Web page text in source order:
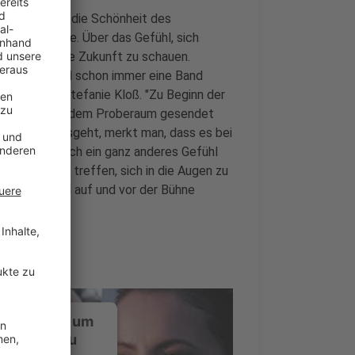
Es geht um die Schönheit des
und Jahre. Über das Gefühl, sich
in die Zukunft zu schauen.
sind schon immer eine Band
Sängerin Stefanie Kloß. "Zu Beginn der
live aus dem Proberaum gesendet
wieder losgeht, merkt man, dass es bei
immer noch ein ganz anderes Gefühl
Konzert zu treffen, sich in die Augen zu
und auf und vor der Bühne
um
zu